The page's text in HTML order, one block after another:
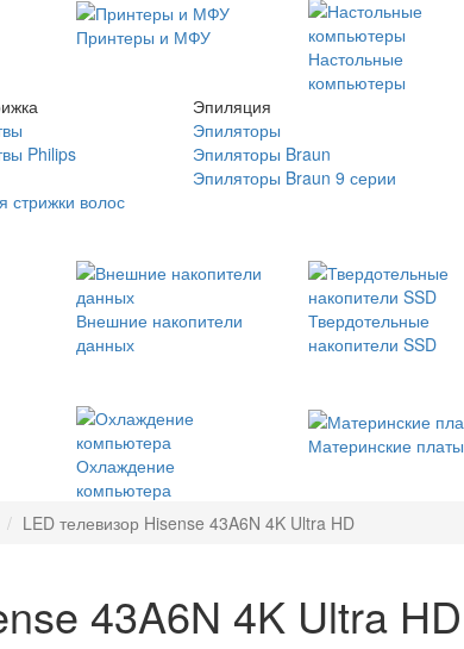
Принтеры и МФУ
Настольные
компьютеры
Philips
стрижки волос
Эпиляция
Эпиляторы
Эпиляторы Braun
Эпиляторы Braun 9 серии
Внешние накопители
данных
Твердотельные
накопители SSD
Охлаждение
компьютера
Материнские платы
LED телевизор Hisense 43A6N 4K Ultra HD
43A6N 4K Ultra HD